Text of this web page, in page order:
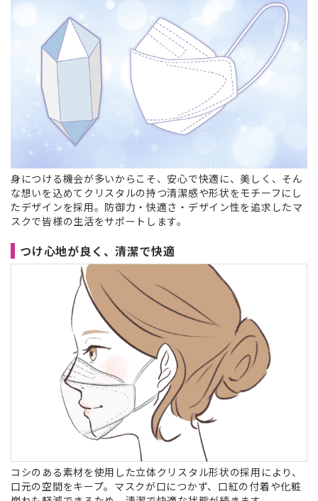
身につける機会が多いからこそ、安心で快適に、美しく、そん
な想いを込めてクリスタルの持つ清潔感や形状をモチーフにし
たデザインを採用。防御力・快適さ・デザイン性を追求したマ
スクで皆様の生活をサポートします。
つけ心地が良く、清潔で快適
コシのある素材を使用した立体クリスタル形状の採用により、
口元の空間をキープ。マスクが口につかず、口紅の付着や化粧